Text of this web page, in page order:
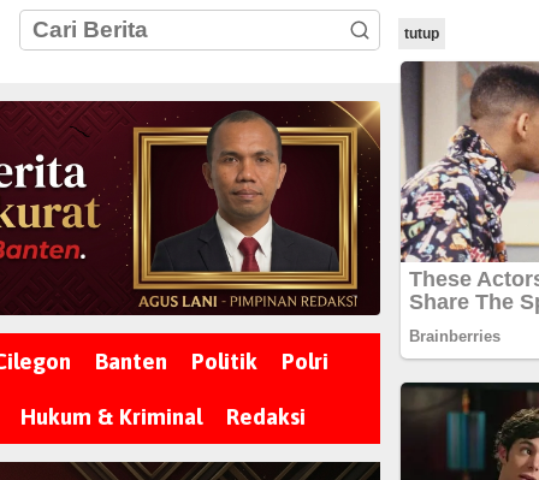
Banten Politik Polri
Hukum & Kriminal Redaksi
tutup